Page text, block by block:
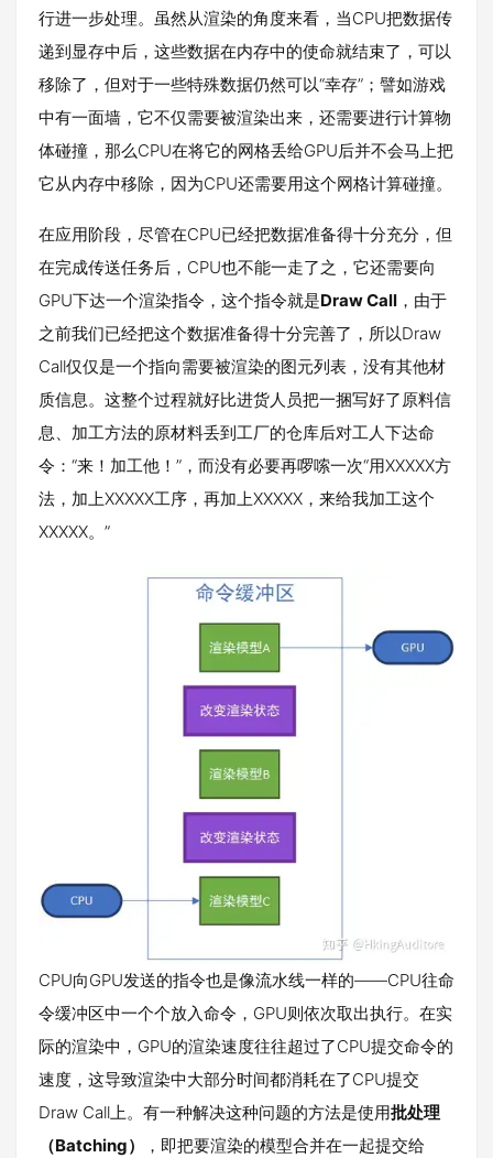
行进一步处理。虽然从渲染的角度来看，当CPU把数据传
递到显存中后，这些数据在内存中的使命就结束了，可以
移除了，但对于一些特殊数据仍然可以“幸存”；譬如游戏
中有一面墙，它不仅需要被渲染出来，还需要进行计算物
体碰撞，那么CPU在将它的网格丢给GPU后并不会马上把
它从内存中移除，因为CPU还需要用这个网格计算碰撞。
在应用阶段，尽管在CPU已经把数据准备得十分充分，但
在完成传送任务后，CPU也不能一走了之，它还需要向
GPU下达一个渲染指令，这个指令就是Draw Call ，由于
之前我们已经把这个数据准备得十分完善了，所以Draw
Call仅仅是一个指向需要被渲染的图元列表，没有其他材
质信息。这整个过程就好比进货人员把一捆写好了原料信
息、加工方法的原材料丢到工厂的仓库后对工人下达命
令：“来！加工他！”，而没有必要再啰嗦一次“用XXXXX方
法，加上XXXXX工序，再加上XXXXX，来给我加工这个
XXXXX。”
CPU向GPU发送的指令也是像流水线一样的——CPU往命
令缓冲区中一个个放入命令，GPU则依次取出执行。在实
际的渲染中，GPU的渲染速度往往超过了CPU提交命令的
速度，这导致渲染中大部分时间都消耗在了CPU提交
Draw Call上。有一种解决这种问题的方法是使用批处理
（Batching）
，即把要渲染的模型合并在一起提交给